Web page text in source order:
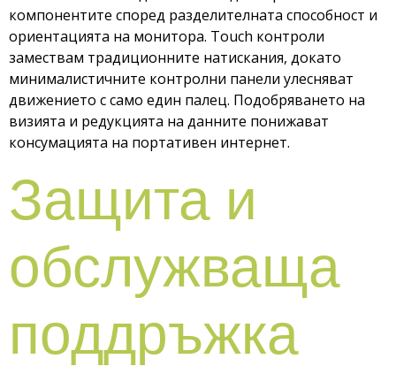
компонентите според разделителната способност и
ориентацията на монитора. Touch контроли
замествам традиционните натискания, докато
минималистичните контролни панели улесняват
движението с само един палец. Подобряването на
визията и редукцията на данните понижават
консумацията на портативен интернет.
Защита и
обслужваща
поддръжка